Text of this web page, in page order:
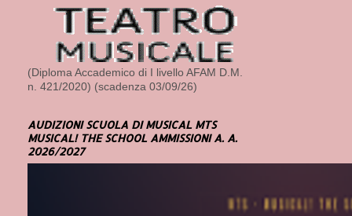
(Diploma Accademico di I livello AFAM D.M.
n. 421/2020) (scadenza 03/09/26)
AUDIZIONI SCUOLA DI MUSICAL MTS
MUSICAL! THE SCHOOL AMMISSIONI A. A.
2026/2027